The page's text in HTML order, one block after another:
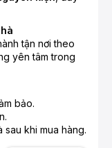
tận nơi theo
yên tâm trong
bảo.
khi mua hàng.